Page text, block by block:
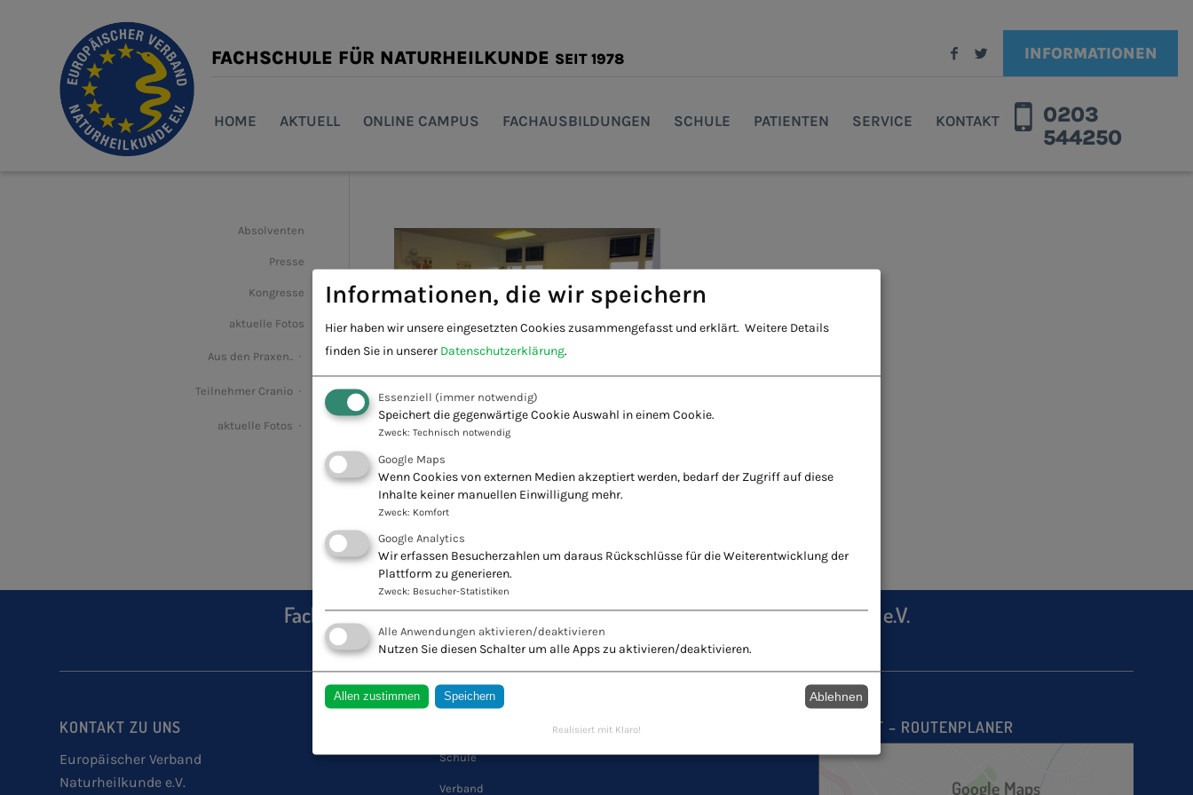
0203
544250
FACHSCHULE FÜR NATURHEILKUNDE SEIT 1978 INFORMATIONEN
HOME AKTUELL ONLINE CAMPUS FACHAUSBILDUNGEN SCHULE PATIENTEN SERVICE KONTAKT
Absolventen
Presse
Kongresse
aktuelle Fotos
Aus den Praxen..
Teilnehmer Cranio
aktuelle Fotos
Fachschule für Naturheilkunde - Europäischer Verband Naturheilkunde e.V.
Innovation + Tradition = Zukunft
KONTAKT ZU UNS
Europäischer Verband
Naturheilkunde e.V.
Schule
Verband
ANFAHRT – ROUTENPLANER
Google Maps
Informationen, die wir speichern
Hier haben wir unsere eingesetzten Cookies zusammengefasst und erklärt. Weitere Details
finden Sie in unserer Datenschutzerklärung.
Essenziell (immer notwendig)
Speichert die gegenwärtige Cookie Auswahl in einem Cookie.
Zweck: Technisch notwendig
Google Maps
Wenn Cookies von externen Medien akzeptiert werden, bedarf der Zugriff auf diese
Inhalte keiner manuellen Einwilligung mehr.
Zweck: Komfort
Google Analytics
Wir erfassen Besucherzahlen um daraus Rückschlüsse für die Weiterentwicklung der
Plattform zu generieren.
Zweck: Besucher-Statistiken
Alle Anwendungen aktivieren/deaktivieren
Nutzen Sie diesen Schalter um alle Apps zu aktivieren/deaktivieren.
Allen zustimmen Speichern Ablehnen
Realisiert mit Klaro!